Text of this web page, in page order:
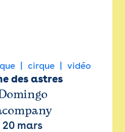
cirque vidéo
des astres
20 mars